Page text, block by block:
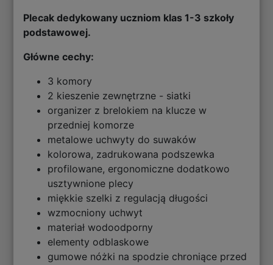
Plecak dedykowany uczniom klas 1-3 szkoły
podstawowej.
Główne cechy:
3 komory
2 kieszenie zewnętrzne - siatki
organizer z brelokiem na klucze w
przedniej komorze
metalowe uchwyty do suwaków
kolorowa, zadrukowana podszewka
profilowane, ergonomiczne dodatkowo
usztywnione plecy
miękkie szelki z regulacją długości
wzmocniony uchwyt
materiał wodoodporny
elementy odblaskowe
gumowe nóżki na spodzie chroniące przed